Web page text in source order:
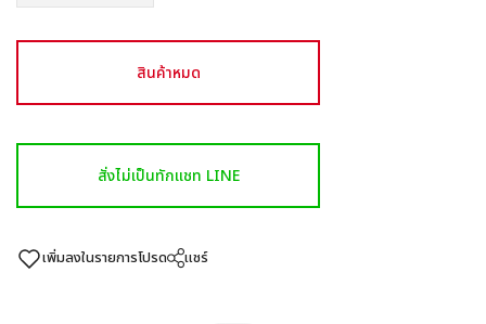
สินค้าหมด
สั่งไม่เป็นทักแชท LINE
เพิ่มลงในรายการโปรด แชร์